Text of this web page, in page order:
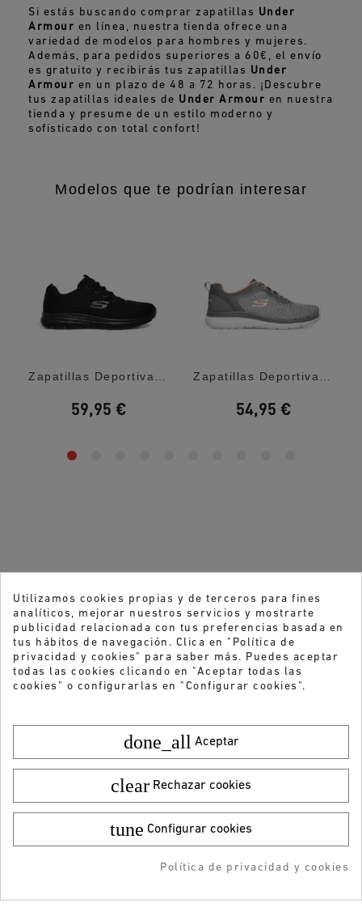
Talla: 41
59,95 €
29,99 € AÑADIR AL CARRITO
Si estás buscando comprar zapatillas Under
Armour en línea, nuestra tienda ofrece una
variedad de modelos para hombres y mujeres.
Además, para pedidos superiores a 60€, el envío
es gratuito y recibirás tus zapatillas Under
Armour en un plazo de 48 a 72 horas. ¡Descubre
tus zapatillas ideales de Under Armour en nuestra
tienda y presume de un estilo moderno y
sofisticado con total confort!
Modelos que te podrían interesar
Zapatillas Deportivas Skechers Graceful...
59,95 €
Zapatillas Deportivas Skechers Bountiful...
54,95 €
¿Quieres recibir nuestras ofertas y
novedades?
-5% DTO + Envío Gratis
Utilizamos cookies propias y de terceros para fines
analíticos, mejorar nuestros servicios y mostrarte
publicidad relacionada con tus preferencias basada en
tus hábitos de navegación. Clica en "Política de
privacidad y cookies" para saber más. Puedes aceptar
todas las cookies clicando en "Aceptar todas las
cookies" o configurarlas en "Configurar cookies".
done_all Aceptar
clear Rechazar cookies
tune Configurar cookies
Política de privacidad y cookies